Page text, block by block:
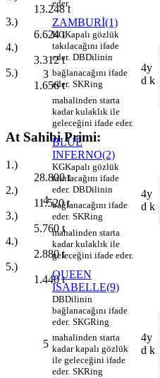
13.248t
3.)
6.624t
4.)
3.312t
5.)
1.656t
At Sahibi Primi:
1.)
28.800t
2.)
11.520t
3.)
5.760 t
4.)
2.880t
5.)
1.440t
eder.
3
ZAMBURİ(1)
KGKapalı gözlük
takılacağını ifade
eder. DBDilinin
bağlanacağını ifade
eder. SKRing
mahalinden starta
kadar kulaklık ile
geleceğini ifade eder.
4y
d k
4
BLUE
INFERNO(2)
KGKapalı gözlük
takılacağını ifade
eder. DBDilinin
bağlanacağını ifade
eder. SKRing
mahalinden starta
kadar kulaklık ile
geleceğini ifade eder.
4y
d k
5
QUEEN
ISABELLE(9)
DBDilinin
bağlanacağını ifade
eder. SKGRing
mahalinden starta
kadar kapalı gözlük
ile geleceğini ifade
eder. SKRing
4y
d k